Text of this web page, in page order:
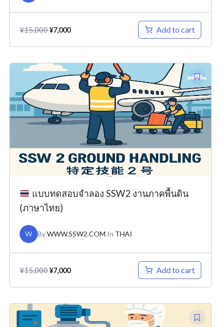
¥15,000¥7,000 Add to cart
แบบทดสอบจำลอง SSW2 งานภาคพื้นดิน
(ภาษาไทย)
W ByWWW.SSW2.COM In THAI
¥15,000
Original
price
was:
¥15,000.
¥7,000
Current
price
¥7,000.
Add to cart
Original
price
Current
price